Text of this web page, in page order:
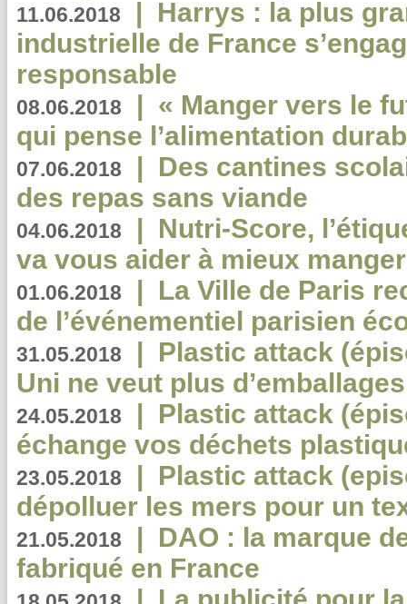
11.06.2018 | Harrys : la plus
industrielle de France
responsable
08.06.2018 | « Manger vers le
qui pense l’alimentation
07.06.2018 | Des cantines
des repas sans viande
04.06.2018 | Nutri-Score,
va vous aider à mieux
01.06.2018 | La Ville de Paris
de l’événementiel parisien
31.05.2018 | Plastic attack
Uni ne veut plus
24.05.2018 | Plastic attack
échange vos déchets
23.05.2018 | Plastic attack
dépolluer les mers pour un
21.05.2018 | DAO : la marque
fabriqué en France